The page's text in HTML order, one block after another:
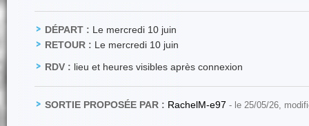
DÉPART : Le mercredi 10 juin
RETOUR : Le mercredi 10 juin
RDV : lieu et heures visibles après connexion
SORTIE PROPOSÉE PAR : RachelM-e97 - le 25/05/26,